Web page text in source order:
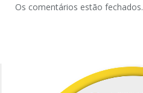
Os comentários estão fechados.